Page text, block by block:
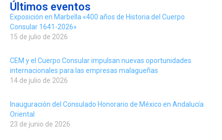
Últimos eventos
Exposición en Marbella «400 años de Historia del Cuerpo
Consular 1641-2026»
15 de julio de 2026
CEM y el Cuerpo Consular impulsan nuevas oportunidades
internacionales para las empresas malagueñas
14 de julio de 2026
Inauguración del Consulado Honorario de México en Andalucía
Oriental
23 de junio de 2026